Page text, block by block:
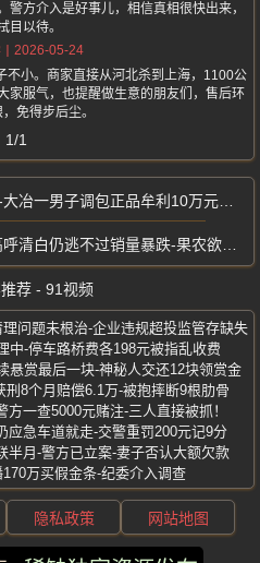
方介入是好事儿，相信真相很快出来，
目以待。
2026-05-24
不小。商家直接从河北杀到上海，1100公
家服气，也提醒做生意的朋友们，售后环
免得步后尘。
1/1
一男子调包正品牟利10万元被刑拘
白仍逃不过销量暴跌-果农欲哭无泪
荐 - 91视频
问题未根治-企业违规超投监管存缺失
中-停车路桥费各198元被指乱收费
悬赏最后一块-神秘人交还12块领赏金
8个月赔偿6.1万-被抱摔断9根肋骨
一查5000元赌注-三人直接被抓！
应急车道就走-交警重罚200元记9分
半月-警方已立案-妻子否认大额欠款
万买假金条-纪委介入调查
隐私政策 网站地图